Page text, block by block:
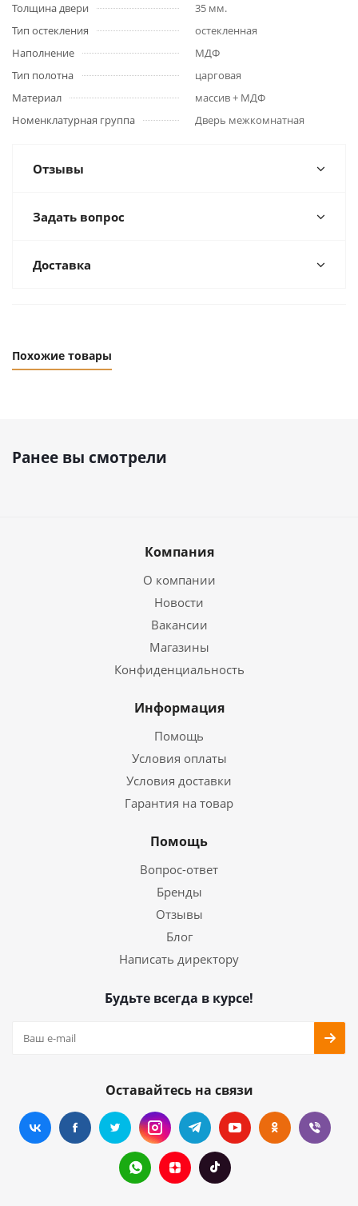
Толщина двери
35 мм.
Тип остекления
остекленная
Наполнение
МДФ
Тип полотна
царговая
Материал
массив + МДФ
Номенклатурная группа
Дверь межкомнатная
Отзывы
Задать вопрос
Доставка
Похожие товары
Ранее вы смотрели
Компания
О компании
Новости
Вакансии
Магазины
Конфиденциальность
Информация
Помощь
Условия оплаты
Условия доставки
Гарантия на товар
Помощь
Вопрос-ответ
Бренды
Отзывы
Блог
Написать директору
Будьте всегда в курсе!
Оставайтесь на связи